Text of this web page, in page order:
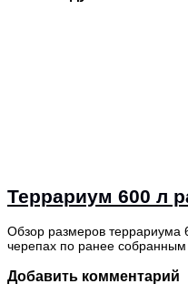
Террариум 600 л
Обзор размеров террариума
черепах по ранее
Добавить комментарий